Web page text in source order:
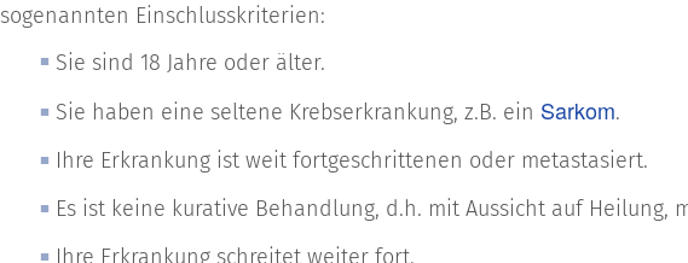
sogenannten Einschlusskriterien:
Sie sind 18 Jahre oder älter.
Sie haben eine seltene Krebserkrankung, z.B. ein Sarkom.
Ihre Erkrankung ist weit fortgeschrittenen oder metastasiert.
Es ist keine kurative Behandlung, d.h. mit Aussicht auf Heilung,
Ihre Erkrankung schreitet weiter fort.